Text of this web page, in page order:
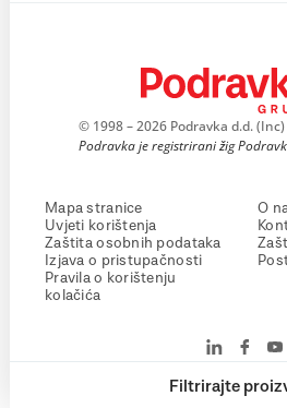
Filtrirajte
© 1998 – 2026 Podravka d.d.
Podravka je registrirani žig
Mapa stranice
Uvjeti korištenja
Zaštita osobnih podataka
Izjava o pristupačnosti
Pravila o korištenju
kolačića
O